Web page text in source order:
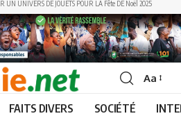
UN UNIVERS DE JOUETS POUR LA Fête DE Noël 2025
Font
Resizer
Aa
FAITS DIVERS SOCIÉTÉ